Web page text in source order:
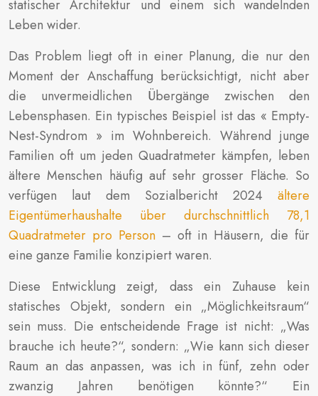
statischer Architektur und einem sich wandelnden
Leben wider.
Das Problem liegt oft in einer Planung, die nur den
Moment der Anschaffung berücksichtigt, nicht aber
die unvermeidlichen Übergänge zwischen den
Lebensphasen. Ein typisches Beispiel ist das « Empty-
Nest-Syndrom » im Wohnbereich. Während junge
Familien oft um jeden Quadratmeter kämpfen, leben
ältere Menschen häufig auf sehr grosser Fläche. So
verfügen laut dem Sozialbericht 2024 ältere
Eigentümerhaushalte über durchschnittlich 78,1
Quadratmeter pro Person– oft in Häusern, die für
eine ganze Familie konzipiert waren.
Diese Entwicklung zeigt, dass ein Zuhause kein
statisches Objekt, sondern ein „Möglichkeitsraum“
sein muss. Die entscheidende Frage ist nicht: „Was
brauche ich heute?“, sondern: „Wie kann sich dieser
Raum an das anpassen, was ich in fünf, zehn oder
zwanzig Jahren benötigen könnte?“ Ein